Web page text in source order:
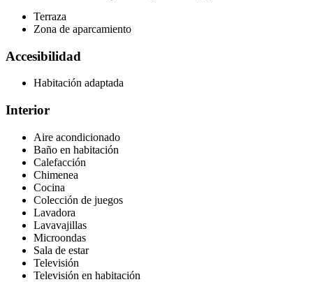
Terraza
Zona de aparcamiento
Accesibilidad
Habitación adaptada
Interior
Aire acondicionado
Baño en habitación
Calefacción
Chimenea
Cocina
Colección de juegos
Lavadora
Lavavajillas
Microondas
Sala de estar
Televisión
Televisión en habitación